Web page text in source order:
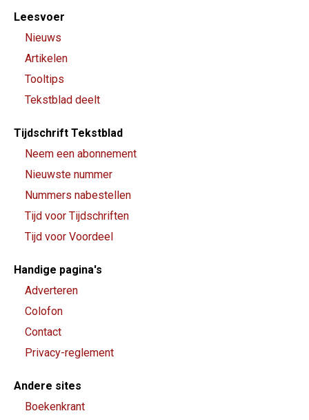
Footer-
menu
Leesvoer
Nieuws
Artikelen
Tooltips
Tekstblad deelt
Tijdschrift Tekstblad
Neem een abonnement
Nieuwste nummer
Nummers nabestellen
Tijd voor Tijdschriften
Tijd voor Voordeel
Handige pagina's
Adverteren
Colofon
Contact
Privacy-reglement
Andere sites
Boekenkrant